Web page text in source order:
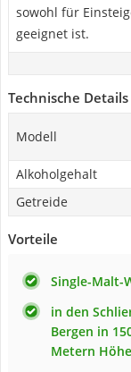
sowohl für
geeignet ist.
Technische Details
Modell
Alkoholgehalt
Getreide
Vorteile
Single-Malt-
in den
Bergen in
Metern